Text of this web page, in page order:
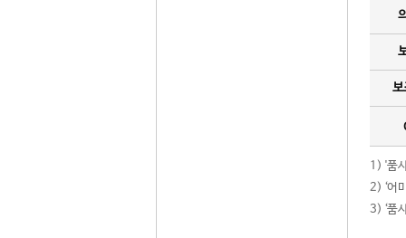
보
1) '품
2) ‘어
3) ‘품